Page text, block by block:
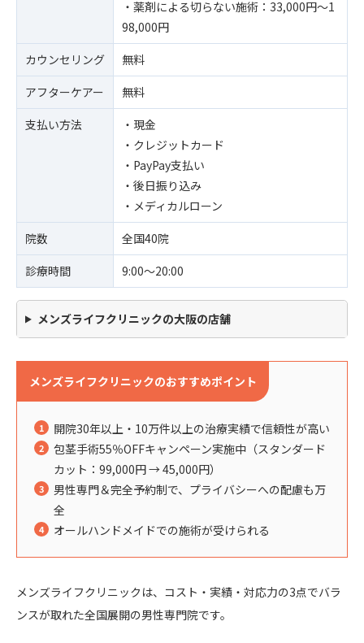
・薬剤による切らない施術：33,000円〜1
98,000円
カウンセリング
無料
アフターケアー
無料
支払い方法
・現金
・クレジットカード
・PayPay支払い
・後日振り込み
・メディカルローン
院数
全国40院
診療時間
9:00〜20:00
メンズライフクリニックの大阪の店舗
メンズライフクリニックのおすすめポイント
開院30年以上・10万件以上の治療実績で信頼性が高い
包茎手術55％OFFキャンペーン実施中（スタンダード
カット：99,000円 → 45,000円）
男性専門＆完全予約制で、プライバシーへの配慮も万
全
オールハンドメイドでの施術が受けられる
メンズライフクリニックは、コスト・実績・対応力の3点でバラ
ンスが取れた全国展開の男性専門院です。